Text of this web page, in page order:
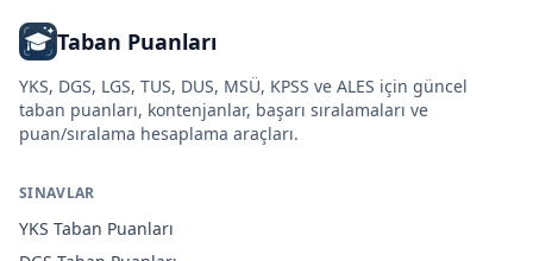
Taban Puanları
YKS, DGS, LGS, TUS, DUS, MSÜ, KPSS ve ALES için güncel
taban puanları, kontenjanlar, başarı sıralamaları ve
puan/sıralama hesaplama araçları.
SINAVLAR
YKS Taban Puanları